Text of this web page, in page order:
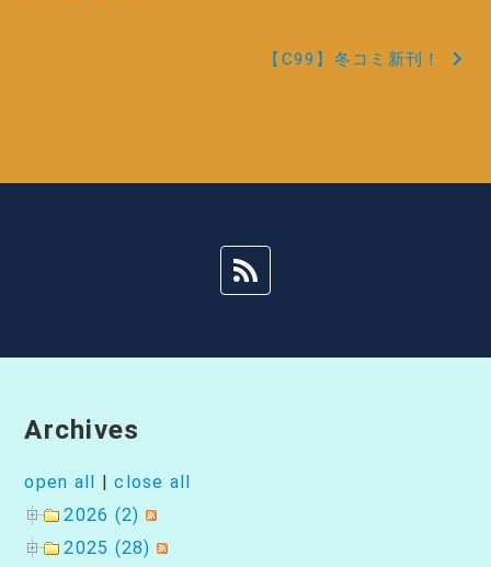
【C99】冬コミ新刊！
Archives
open all |close all
2026 (2)
2025 (28)